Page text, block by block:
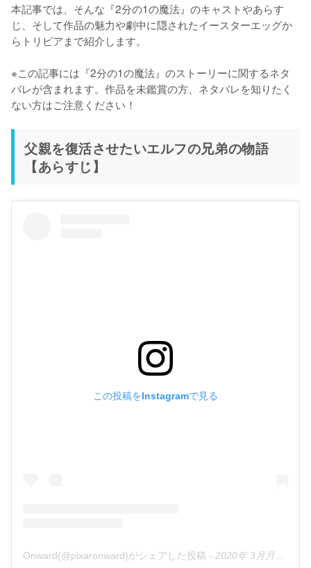
本記事では、そんな『2分の1の魔法』のキャストやあらす
じ、そして作品の魅力や劇中に隠されたイースターエッグか
らトリビアまで紹介します。
※この記事には『2分の1の魔法』のストーリーに関するネタ
バレが含まれます。作品を未鑑賞の方、ネタバレを知りたく
ない方はご注意ください！
父親を復活させたいエルフの兄弟の物語
【あらすじ】
この投稿をInstagramで見る
Onward(@pixaronward)がシェアした投稿 - 2020年 3月月25日午前9時10分PDT